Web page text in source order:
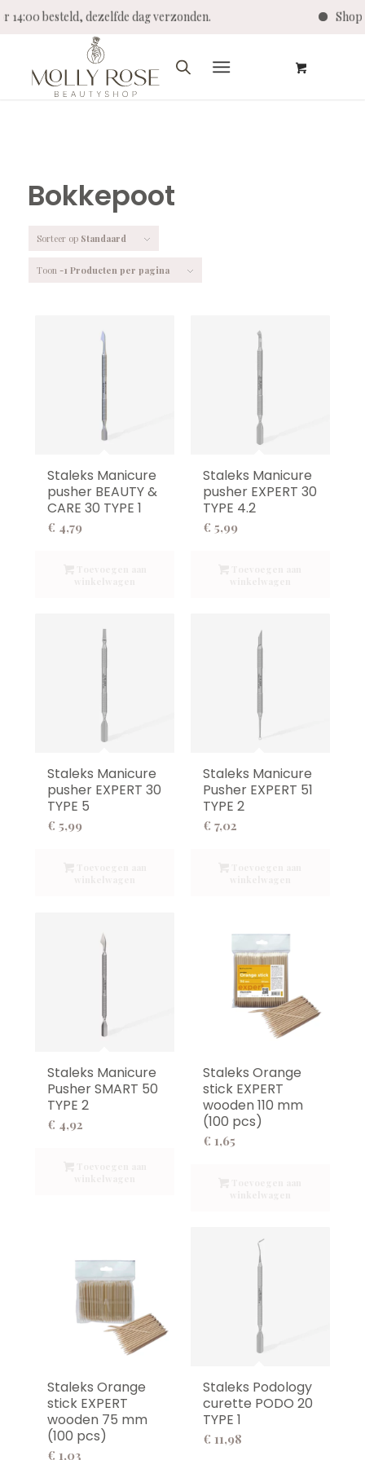
14:00 besteld, dezelfde dag verzonden.
Bokkepoot
Sorteer op Standaard
Toon -1 Producten per pagina
Staleks Manicure
pusher BEAUTY &
CARE 30 TYPE 1
€ 4,79
Staleks Manicure
pusher EXPERT 30
TYPE 4.2
€ 5,99
Staleks Manicure
pusher EXPERT 30
TYPE 5
€ 5,99
Staleks Manicure
Pusher EXPERT 51
TYPE 2
€ 7,02
Staleks Manicure
Pusher SMART 50
TYPE 2
€ 4,92
Staleks Orange
stick EXPERT
wooden 110 mm
(100 pcs)
€ 1,65
Staleks Orange
stick EXPERT
wooden 75 mm
(100 pcs)
€ 1,03
Staleks Podology
curette PODO 20
TYPE 1
€ 11,98